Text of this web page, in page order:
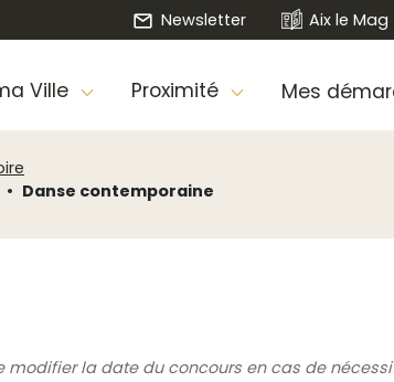
Newsletter Aix le Mag
Ville Proximité Mes
Danse contemporaine
modifier la date du concours en cas de